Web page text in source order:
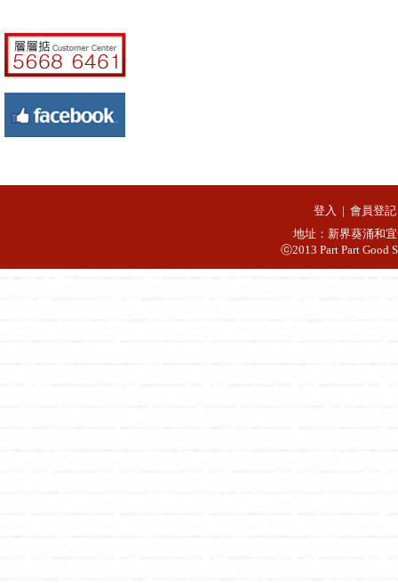
登入 | 會員登記
地址：新界葵涌和
ⓒ2013 Part Part Good